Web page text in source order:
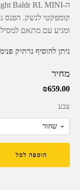
ומגיע עם מתאם
ניתן להוסיף נרתיק
מחיר
₪659.00
צבע
הוספה לסל